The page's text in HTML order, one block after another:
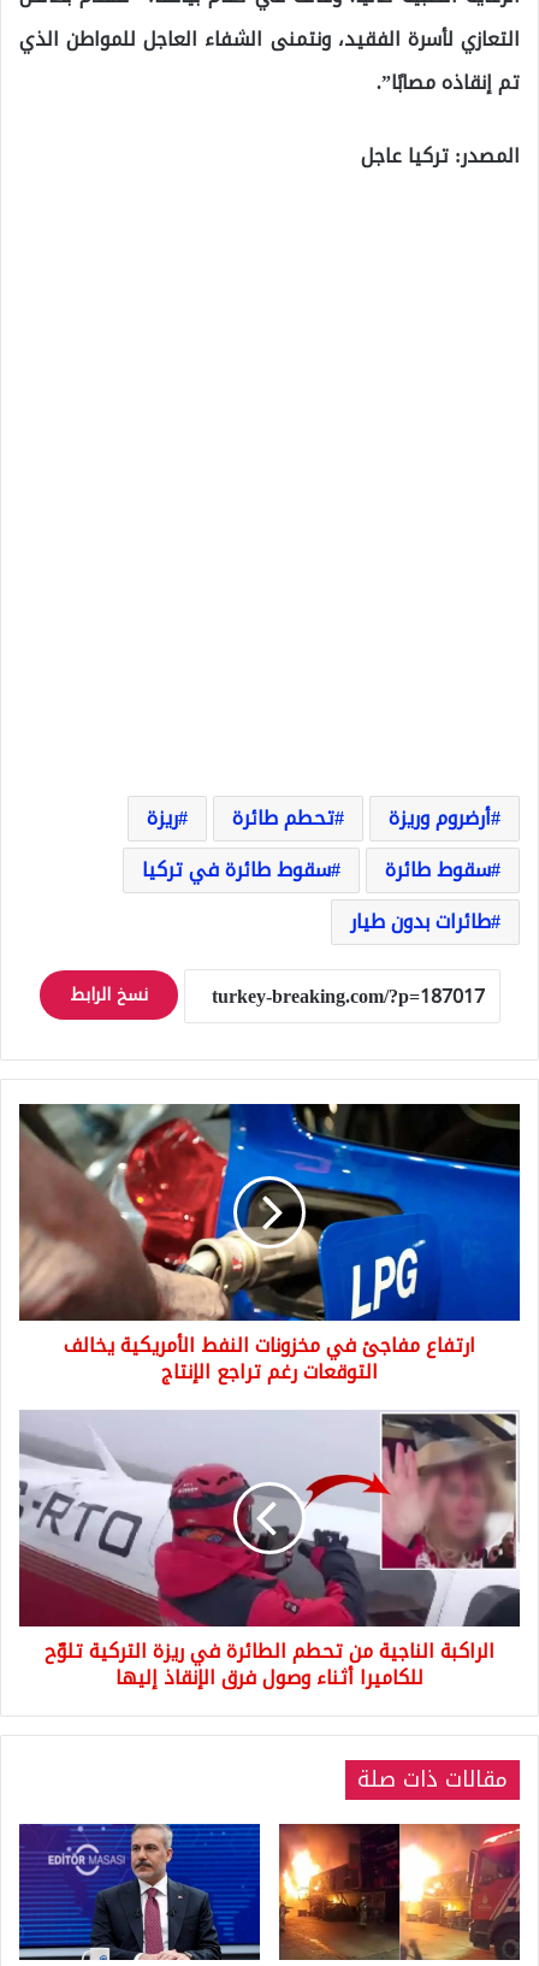
التعازي لأسرة الفقيد، ونتمنى الشفاء العاجل للمواطن الذي
تم إنقاذه مصابًا”.
المصدر: تركيا عاجل
أرضروم وريزة تحطم طائرة
ريزة
سقوط طائرة
سقوط طائرة في تركيا
طائرات بدون طيار
نسخ الرابط
ارتفاع
في
مخزونات
رغم
ارتفاع مفاجئ في مخزونات النفط الأمريكية يخالف
التوقعات رغم تراجع الإنتاج
الراكبة
الناجية
من
تحطم
الطائرة
في
ريزة
التركية
تلوّح
للكاميرا
فرق
إليها
الراكبة الناجية من تحطم الطائرة في ريزة التركية تلوّح
للكاميرا أثناء وصول فرق الإنقاذ إليها
مقالات ذات صلة